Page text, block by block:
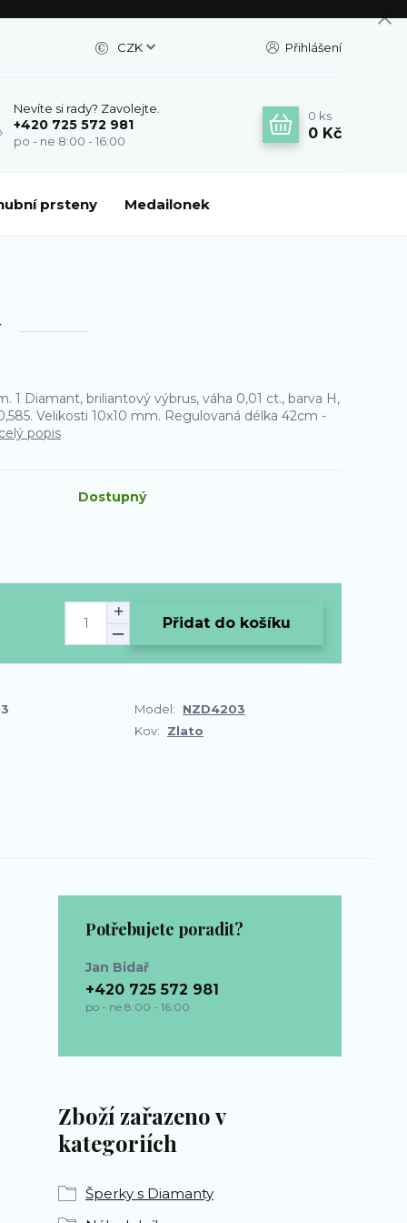
CZK Přihlášení
Nevíte si rady? Zavolejte.
+420 725 572 981
po - ne 8:00 - 16:00
0 ks
0 Kč
prsteny Medailonek
1 Diamant, briliantový výbrus, váha 0,01 ct., barva H,
Velikosti 10x10 mm. Regulovaná délka 42cm -
celý popis
Dostupný
Přidat do košíku
Model:
NZD4203
Kov:
Zlato
Zboží zařazeno v
kategoriích
Šperky s Diamanty
Potřebujete poradit?
Jan Bidař
+420 725 572 981
po - ne 8:00 - 16:00